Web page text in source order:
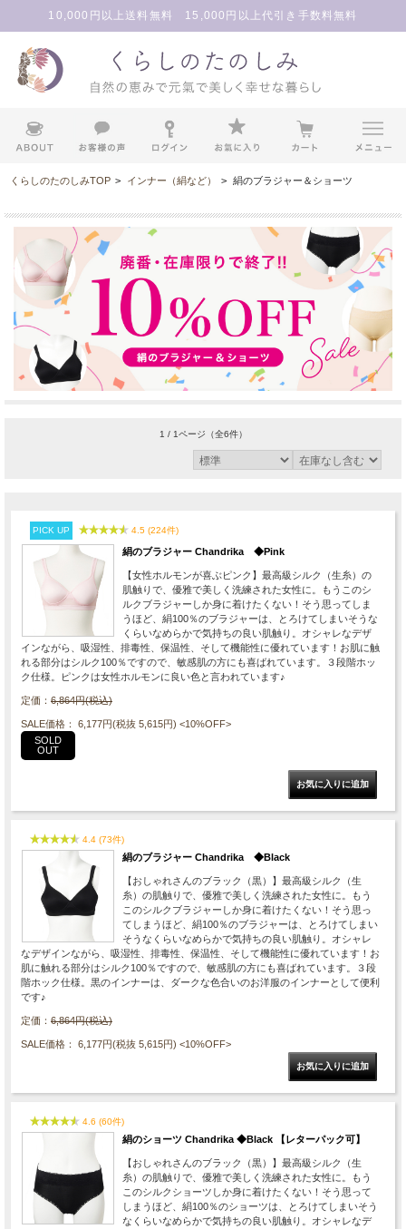
10,000円以上送料無料 15,000円以上代引き手数料無料
くらしのたのしみTOP > インナー（絹など） > 絹のブラジャー＆ショーツ
1 / 1ページ （全6件）
PICK UP 4.5 (224件)
絹のブラジャー Chandrika ◆Pink
【女性ホルモンが喜ぶピンク】最高級シルク（生糸）の
肌触りで、優雅で美しく洗練された女性に。もうこのシ
ルクブラジャーしか身に着けたくない！そう思ってしま
うほど、絹100％のブラジャーは、とろけてしまいそうな
くらいなめらかで気持ちの良い肌触り。オシャレなデザ
インながら、吸湿性、排毒性、保温性、そして機能性に優れています！お肌に触
れる部分はシルク100％ですので、敏感肌の方にも喜ばれています。３段階ホッ
ク仕様。ピンクは女性ホルモンに良い色と言われています♪
定価： 6,864円(税込)
SALE価格： 6,177円(税抜 5,615円) <10%OFF>
SOLD
OUT
4.4 (73件)
絹のブラジャー Chandrika ◆Black
【おしゃれさんのブラック（黒）】最高級シルク（生
糸）の肌触りで、優雅で美しく洗練された女性に。もう
このシルクブラジャーしか身に着けたくない！そう思っ
てしまうほど、絹100％のブラジャーは、とろけてしまい
そうなくらいなめらかで気持ちの良い肌触り。オシャレ
なデザインながら、吸湿性、排毒性、保温性、そして機能性に優れています！お
肌に触れる部分はシルク100％ですので、敏感肌の方にも喜ばれています。３段
階ホック仕様。黒のインナーは、ダークな色合いのお洋服のインナーとして便利
です♪
定価： 6,864円(税込)
SALE価格： 6,177円(税抜 5,615円) <10%OFF>
4.6 (60件)
絹のショーツ Chandrika ◆Black 【レターパック可】
【おしゃれさんのブラック（黒）】最高級シルク（生
糸）の肌触りで、優雅で美しく洗練された女性に。もう
このシルクショーツしか身に着けたくない！そう思って
しまうほど、絹100％のショーツは、とろけてしまいそう
なくらいなめらかで気持ちの良い肌触り。オシャレなデ